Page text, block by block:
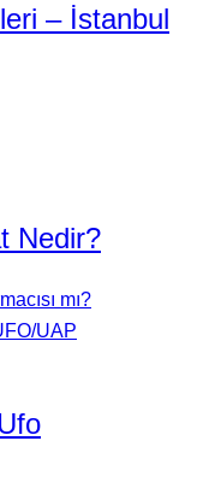
– İstanbul
Nedir?
UAP